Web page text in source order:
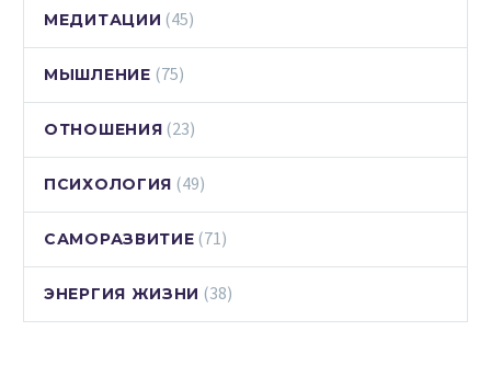
МЕДИТАЦИИ (45)
МЫШЛЕНИЕ (75)
ОТНОШЕНИЯ (23)
ПСИХОЛОГИЯ (49)
САМОРАЗВИТИЕ (71)
ЭНЕРГИЯ ЖИЗНИ (38)